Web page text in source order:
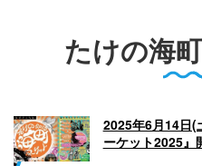
アクセス
0796-
たけの海
2025年6月14日(
ーケット2025』